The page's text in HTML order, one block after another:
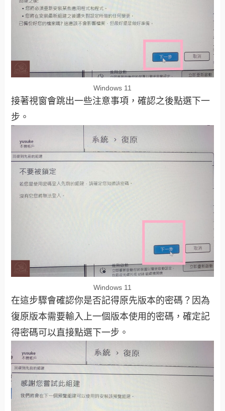
Windows 11
接著視窗會跳出一些注意事項，確認之後點選下一
步。
Windows 11
在這步驟會確認你是否記得原先版本的密碼？因為
復原版本需要輸入上一個版本使用的密碼，確定記
得密碼可以直接點選下一步。